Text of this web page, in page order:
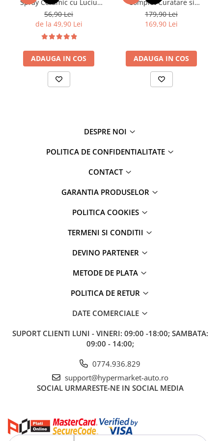
Frecvență recomandată
Decontaminare chimică:
Utilizare profesională:
aplicare regulată, controlată
Produse complementare
Spray Ceramic cu Luciu
Intens si Hidrofobie
Puternica 250ml
56,90 Lei
de la 49,90 Lei
ADAUGA IN COS
Complet Curatare si
Protectie Jante si Anvelope
cu Accesorii, ideal Cadou
179,90 Lei
169,90 Lei
ADAUGA IN COS
DESPRE NOI
POLITICA DE CONFIDENTIALITATE
CONTACT
GARANTIA PRODUSELOR
POLITICA COOKIES
TERMENI SI CONDITII
DEVINO PARTENER
METODE DE PLATA
POLITICA DE RETUR
DATE COMERCIALE
SUPORT CLIENTI LUNI - VINERI: 09:00 -18:00; SAMBATA:
09:00 - 14:00;
0774.936.829
support@hypermarket-auto.ro
SOCIAL URMARESTE-NE IN SOCIAL MEDIA